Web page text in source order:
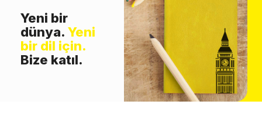
Yeni bir
dünya. Yeni
bir dil için.
Bize katıl.